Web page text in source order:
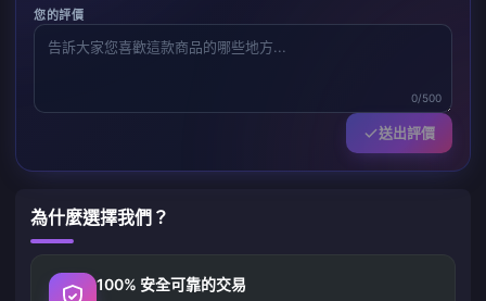
您的評價
0/500
送出評價
為什麼選擇我們？
100% 安全可靠的交易